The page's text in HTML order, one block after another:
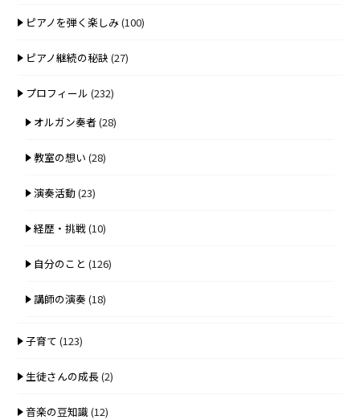
ピアノを弾く楽しみ(100)
ピアノ継続の秘訣 (27)
プロフィール (232)
オルガン奏者 (28)
教室の想い (28)
演奏活動(23)
経歴・挑戦(10)
自分のこと (126)
講師の演奏(18)
子育て (123)
生徒さんの成長(2)
音楽の豆知識(12)